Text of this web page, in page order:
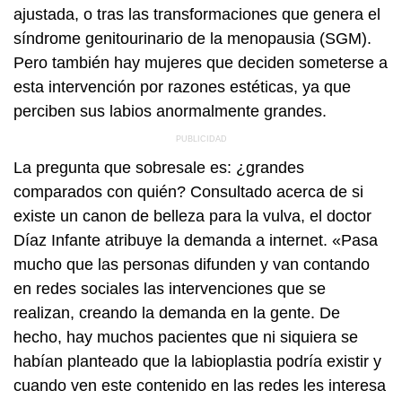
ajustada, o tras las transformaciones que genera el
síndrome genitourinario de la menopausia (SGM).
Pero también hay mujeres que deciden someterse a
esta intervención por razones estéticas, ya que
perciben sus labios anormalmente grandes.
La pregunta que sobresale es: ¿grandes
comparados con quién? Consultado acerca de si
existe un canon de belleza para la vulva, el doctor
Díaz Infante atribuye la demanda a internet. «Pasa
mucho que las personas difunden y van contando
en redes sociales las intervenciones que se
realizan, creando la demanda en la gente. De
hecho, hay muchos pacientes que ni siquiera se
habían planteado que la labioplastia podría existir y
cuando ven este contenido en las redes les interesa